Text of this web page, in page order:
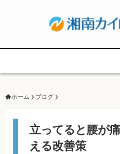
ホーム ブログ
立ってると腰が
える改善策